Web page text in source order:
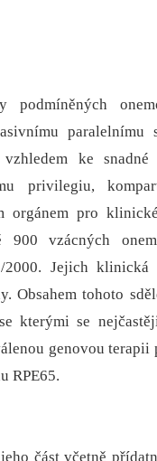
podmíněných
paralelnímu
ke snadné
privilegiu,
orgánem pro
vzácných
Jejich klinická
Obsahem tohoto
kterými se
genovou terapii
RPE65.
část včetně